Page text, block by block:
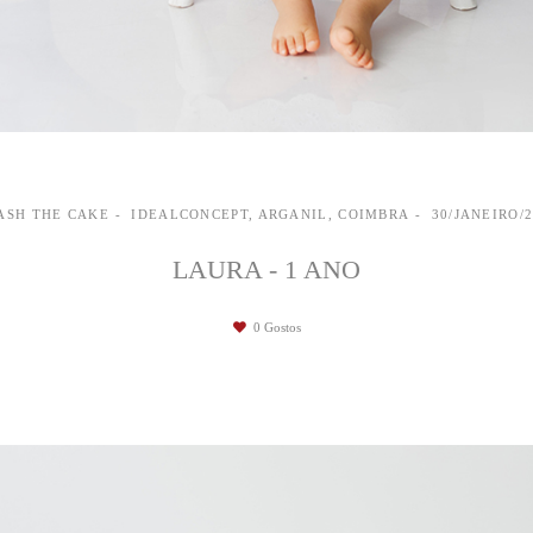
THE CAKE IDEALCONCEPT, ARGANIL, COIMBRA 30/JANEIRO/
LAURA - 1 ANO
0 Gostos